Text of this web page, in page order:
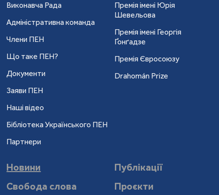
Виконавча Рада
Адміністративна команда
Члени ПЕН
Що таке ПЕН?
Документи
Заяви ПЕН
Наші відео
Бібліотека Українського ПЕН
Партнери
Премія імені Юрія
Шевельова
Премія імені Георгія
Ґонґадзе
Премія Євросоюзу
Drahomán Prize
Новини
Публікації
Свобода слова
Проєкти